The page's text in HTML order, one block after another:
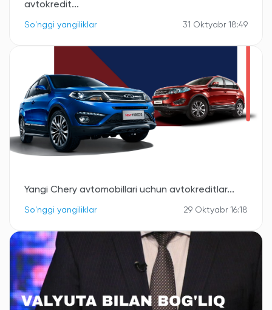
avtokredit...
So'nggi yangiliklar 31 Oktyabr 18:49
Yangi Chery avtomobillari uchun avtokreditlar...
So'nggi yangiliklar 29 Oktyabr 16:18